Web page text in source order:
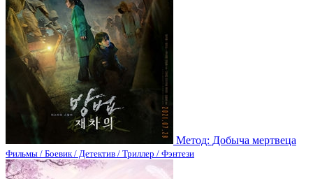
Метод: Добыча мертвеца
Фильмы / Боевик / Детектив / Триллер / Фэнтези